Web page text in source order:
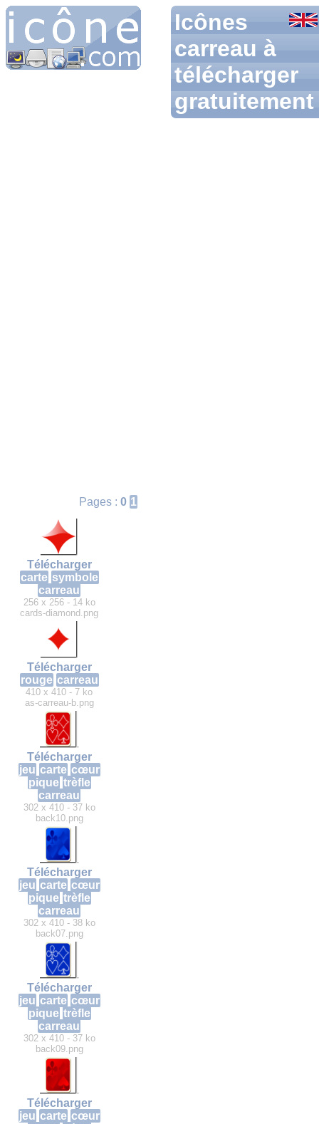
Icônes
carreau à
télécharger
gratuitement
Pages : 0 1
Télécharger
carte symbole
carreau
256 x 256 - 14 ko
cards-diamond.png
Télécharger
rouge carreau
410 x 410 - 7 ko
as-carreau-b.png
Télécharger
jeu carte cœur
pique trèfle
carreau
302 x 410 - 37 ko
back10.png
Télécharger
jeu carte cœur
pique trèfle
carreau
302 x 410 - 38 ko
back07.png
Télécharger
jeu carte cœur
pique trèfle
carreau
302 x 410 - 37 ko
back09.png
Télécharger
jeu carte cœur